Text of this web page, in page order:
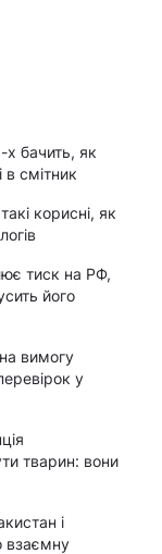
х бачить, як
в смітник
корисні, як
тиск на РФ,
його
вимогу
у
тварин: вони
і
взаємну